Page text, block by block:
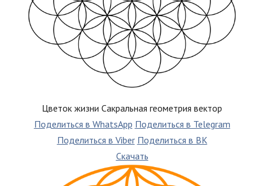
Цветок жизни Сакральная геометрия вектор
Поделиться в WhatsApp Поделиться в Telegram
Поделиться в Viber Поделиться в ВК
Скачать